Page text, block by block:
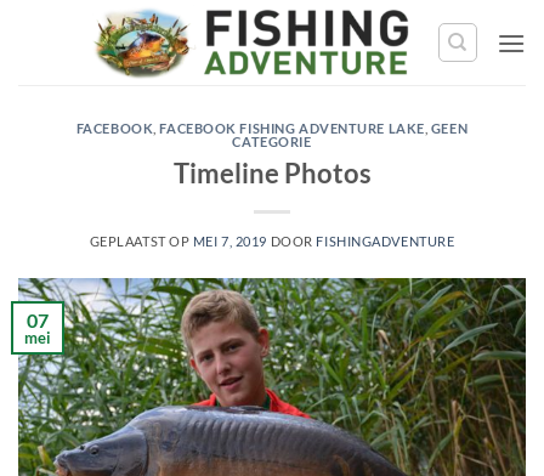
FACEBOOK ,FACEBOOK FISHING ADVENTURE LAKE GEEN
CATEGORIE
Timeline Photos
GEPLAATST OP MEI 7, 2019 DOOR FISHINGADVENTURE
07
mei